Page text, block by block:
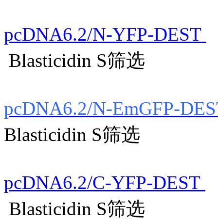
pcDNA6.2/N-YFP-DEST
Blasticidin S筛选
pcDNA6.2/N-EmGFP-
Blasticidin S筛选
pcDNA6.2/C-YFP-DEST
Blasticidin S筛选